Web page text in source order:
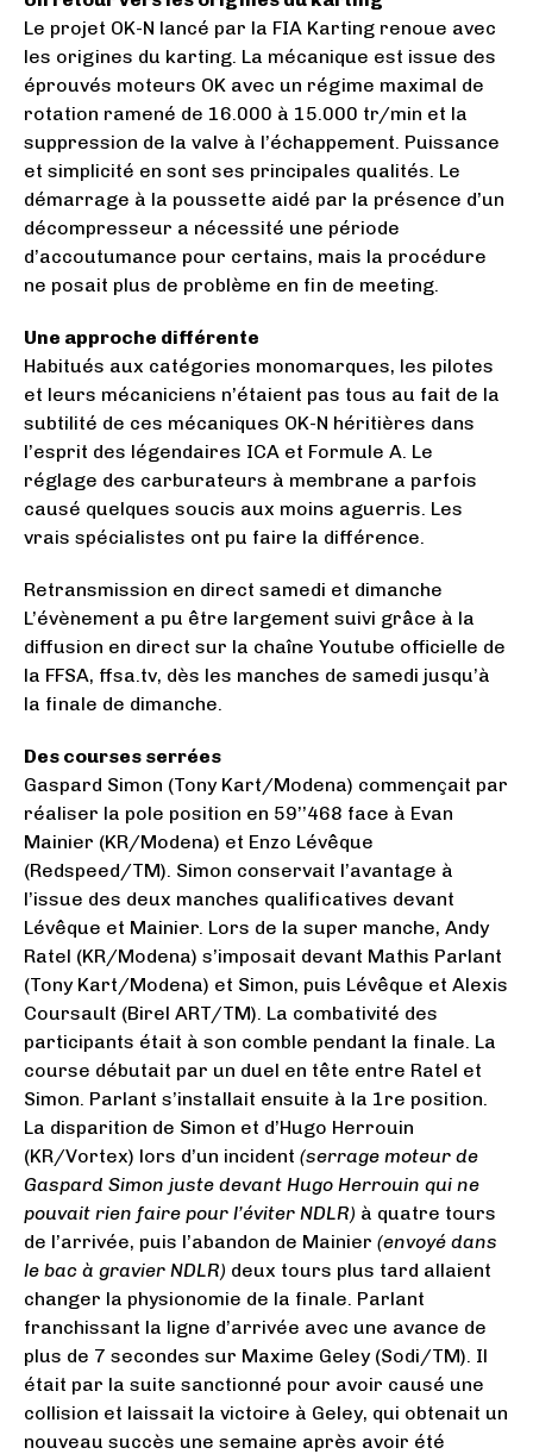
Le projet OK-N lancé par la FIA Karting renoue avec
les origines du karting. La mécanique est issue des
éprouvés moteurs OK avec un régime maximal de
rotation ramené de 16.000 à 15.000 tr/min et la
suppression de la valve à l’échappement. Puissance
et simplicité en sont ses principales qualités. Le
démarrage à la poussette aidé par la présence d’un
décompresseur a nécessité une période
d’accoutumance pour certains, mais la procédure
ne posait plus de problème en fin de meeting.
Une approche différente
Habitués aux catégories monomarques, les pilotes
et leurs mécaniciens n’étaient pas tous au fait de la
subtilité de ces mécaniques OK-N héritières dans
l’esprit des légendaires ICA et Formule A. Le
réglage des carburateurs à membrane a parfois
causé quelques soucis aux moins aguerris. Les
vrais spécialistes ont pu faire la différence.
Retransmission en direct samedi et dimanche
L’évènement a pu être largement suivi grâce à la
diffusion en direct sur la chaîne Youtube officielle de
la FFSA, ffsa.tv, dès les manches de samedi jusqu’à
la finale de dimanche.
Des courses serrées
Gaspard Simon (Tony Kart/Modena) commençait par
réaliser la pole position en 59’’468 face à Evan
Mainier (KR/Modena) et Enzo Lévêque
(Redspeed/TM). Simon conservait l’avantage à
l’issue des deux manches qualificatives devant
Lévêque et Mainier. Lors de la super manche, Andy
Ratel (KR/Modena) s’imposait devant Mathis Parlant
(Tony Kart/Modena) et Simon, puis Lévêque et Alexis
Coursault (Birel ART/TM). La combativité des
participants était à son comble pendant la finale. La
course débutait par un duel en tête entre Ratel et
Simon. Parlant s’installait ensuite à la 1re position.
La disparition de Simon et d’Hugo Herrouin
(KR/Vortex) lors d’un incident (serrage moteur de
Gaspard Simon juste devant Hugo Herrouin qui ne
pouvait rien faire pour l’éviter NDLR) à quatre tours
de l’arrivée, puis l’abandon de Mainier (envoyé dans
le bac à gravier NDLR) deux tours plus tard allaient
changer la physionomie de la finale. Parlant
franchissant la ligne d’arrivée avec une avance de
plus de 7 secondes sur Maxime Geley (Sodi/TM). Il
était par la suite sanctionné pour avoir causé une
collision et laissait la victoire à Geley, qui obtenait un
nouveau succès une semaine après avoir été